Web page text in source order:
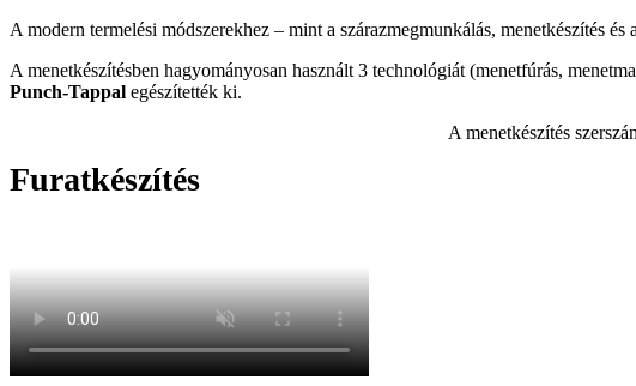
A modern termelési módszerekhez – mint a szárazmegmunkálás, menetkészítés
A menetkészítésben hagyományosan használt 3 technológiát (menetfúrás,
Punch-Tappal egészítették ki.
A menetkészítés
Furatkészítés